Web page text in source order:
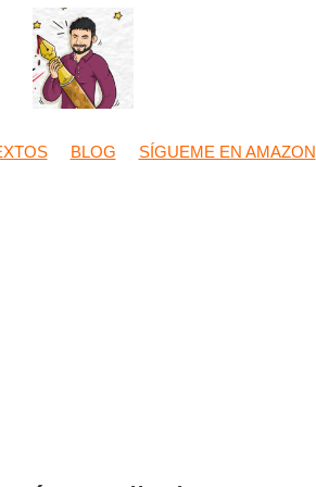
BLOG SÍGUEME EN AMAZON